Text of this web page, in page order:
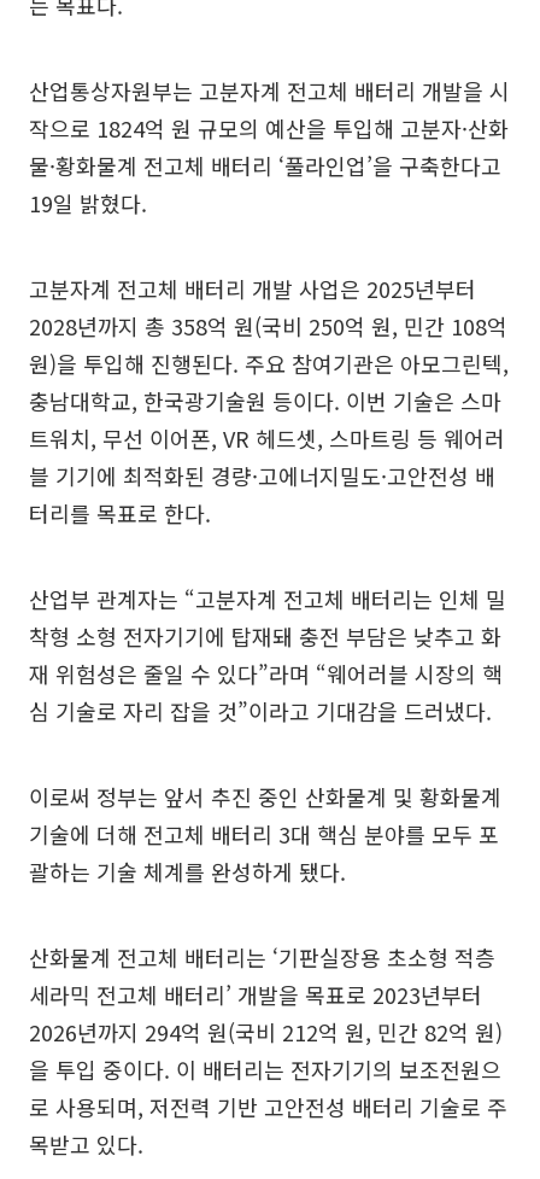
산업통상자원부는 고분자계 전고체 배터리 개발을 시
작으로 1824억 원 규모의 예산을 투입해 고분자·산화
물·황화물계 전고체 배터리 ‘풀라인업’을 구축한다고
19일 밝혔다.
고분자계 전고체 배터리 개발 사업은 2025년부터
2028년까지 총 358억 원(국비 250억 원, 민간 108억
원)을 투입해 진행된다. 주요 참여기관은 아모그린텍,
충남대학교, 한국광기술원 등이다. 이번 기술은 스마
트워치, 무선 이어폰, VR 헤드셋, 스마트링 등 웨어러
블 기기에 최적화된 경량·고에너지밀도·고안전성 배
터리를 목표로 한다.
산업부 관계자는 “고분자계 전고체 배터리는 인체 밀
착형 소형 전자기기에 탑재돼 충전 부담은 낮추고 화
재 위험성은 줄일 수 있다”라며 “웨어러블 시장의 핵
심 기술로 자리 잡을 것”이라고 기대감을 드러냈다.
이로써 정부는 앞서 추진 중인 산화물계 및 황화물계
기술에 더해 전고체 배터리 3대 핵심 분야를 모두 포
괄하는 기술 체계를 완성하게 됐다.
산화물계 전고체 배터리는 ‘기판실장용 초소형 적층
세라믹 전고체 배터리’ 개발을 목표로 2023년부터
2026년까지 294억 원(국비 212억 원, 민간 82억 원)
을 투입 중이다. 이 배터리는 전자기기의 보조전원으
로 사용되며, 저전력 기반 고안전성 배터리 기술로 주
목받고 있다.